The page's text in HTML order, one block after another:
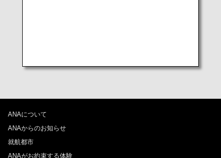
ANAについて
ANAからのお知らせ
就航都市
ANAがお約束する体験